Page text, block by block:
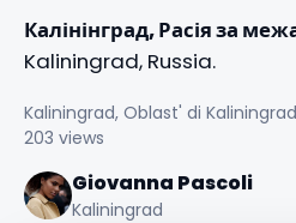
Калінінград, Расія за
Kaliningrad, Russia.
Kaliningrad, Oblast' di
203 views
Giovanna Pascoli
Kaliningrad